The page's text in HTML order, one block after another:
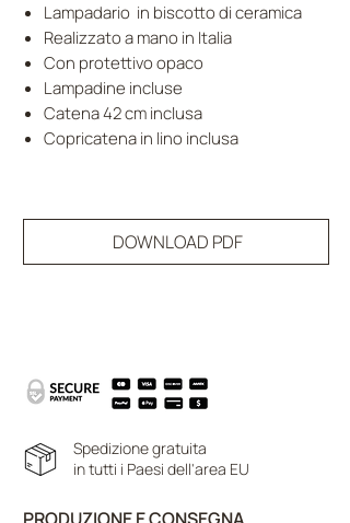
Lampadario in biscotto di ceramica
Realizzato a mano in Italia
Con protettivo opaco
Lampadine incluse
Catena 42 cm inclusa
Copricatena in lino inclusa
DOWNLOAD PDF
Spedizione gratuita
in tutti i Paesi dell'area EU